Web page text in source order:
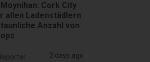
Cork City
allen Ladenstädlern
Anzahl von
2 days ago